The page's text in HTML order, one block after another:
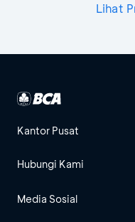
Lihat
Kantor Pusat
Hubungi Kami
Media Sosial